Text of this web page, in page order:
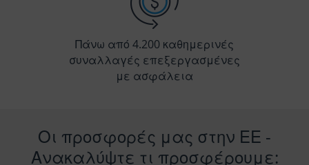
Πάνω από 4.200 καθημερινές
συναλλαγές επεξεργασμένες
με ασφάλεια
Οι προσφορές μας στην ΕΕ -
Ανακαλύψτε τι προσφέρουμε: